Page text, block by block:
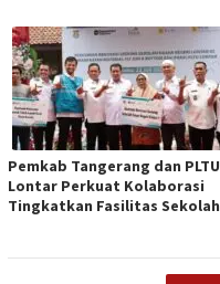
Pemkab Tangerang dan PLTU
Lontar Perkuat Kolaborasi
Tingkatkan Fasilitas Sekolah